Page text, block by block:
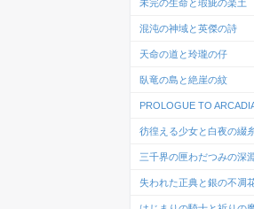
未完の生命と瑕疵の楽土
混沌の神域と英傑の詩
天命の道と玲瓏の仔
臥竜の島と絶崖の紋
PROLOGUE TO
彷徨える少女と白夜の綴
三千界の匣わだつみの深
失われた正典と銀の不凋